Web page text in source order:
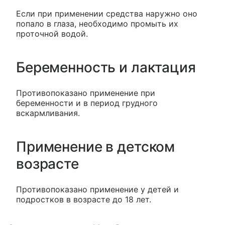
Если при применении средства наружно оно
попало в глаза, необходимо промыть их
проточной водой.
Беременность и лактация
Противопоказано применение при
беременности и в период грудного
вскармливания.
Применение в детском
возрасте
Противопоказано применение у детей и
подростков в возрасте до 18 лет.